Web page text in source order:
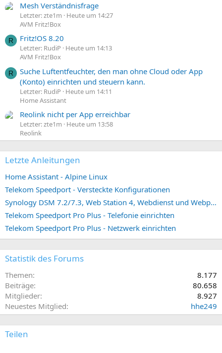
Mesh Verständnisfrage
Letzter: zte1m
Heute um 14:27
AVM Fritz!Box
R Fritz!OS 8.20
Letzter: RudiP
Heute um 14:13
AVM Fritz!Box
R
Suche Luftentfeuchter, den man ohne Cloud oder App
(Konto) einrichten und steuern kann.
Letzter: RudiP
Heute um 14:11
Home Assistant
Reolink nicht per App erreichbar
Letzter: zte1m
Heute um 13:58
Reolink
Letzte Anleitungen
Home Assistant - Alpine Linux
Telekom Speedport - Versteckte Konfigurationen
Synology DSM 7.2/7.3, Web Station 4, Webdienst und Webportal erstellen (ehemals vHost)
Telekom Speedport Pro Plus - Telefonie einrichten
Telekom Speedport Pro Plus - Netzwerk einrichten
Statistik des Forums
Themen
8.177
Beiträge
80.658
Mitglieder
8.927
Neuestes Mitglied
hhe249
Teilen